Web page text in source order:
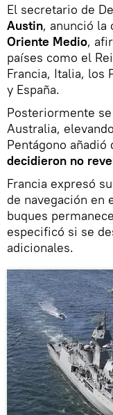
El secretario de
Austin, anunció la
Oriente Medio,
países como el
Francia, Italia, los
y España.
Posteriormente
Australia,
Pentágono añadió
decidieron no
Francia expresó
de navegación en
buques
especificó si se
adicionales.